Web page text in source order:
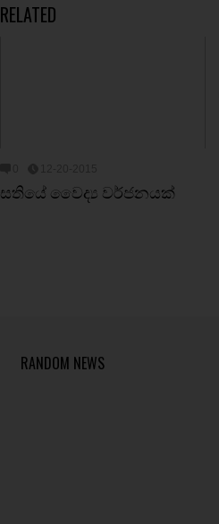
RELATED
සතියේ වෛද්‍ය වර්ජනයක්
RANDOM NEWS